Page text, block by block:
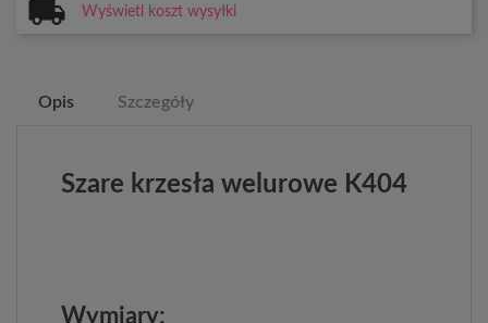
Wyświetl koszt wysyłki
Opis Szczegóły
Szare krzesła welurowe K404
Wymiary: